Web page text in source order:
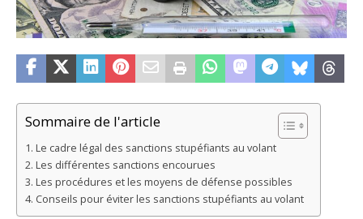
Sommaire de l'article
Le cadre légal des sanctions stupéfiants au volant
Les différentes sanctions encourues
Les procédures et les moyens de défense possibles
Conseils pour éviter les sanctions stupéfiants au volant